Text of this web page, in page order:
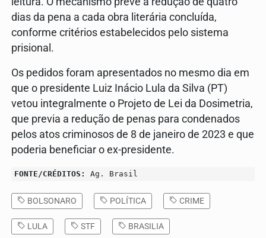
dias da pena a cada obra literária concluída,
conforme critérios estabelecidos pelo sistema
prisional.
Os pedidos foram apresentados no mesmo dia em
que o presidente Luiz Inácio Lula da Silva (PT)
vetou integralmente o Projeto de Lei da Dosimetria,
que previa a redução de penas para condenados
pelos atos criminosos de 8 de janeiro de 2023 e que
poderia beneficiar o ex-presidente.
FONTE/CRÉDITOS: Ag. Brasil
BOLSONARO POLÍTICA CRIME
LULA STF BRASILIA